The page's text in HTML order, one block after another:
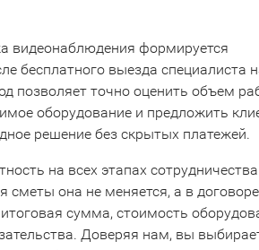
видеонаблюдения формируется
бесплатного выезда специалиста
позволяет точно оценить объем
оборудование и предложить
решение без скрытых платежей.
на всех этапах
сметы она не меняется, а в договоре
сумма, стоимость
Доверяя нам, вы